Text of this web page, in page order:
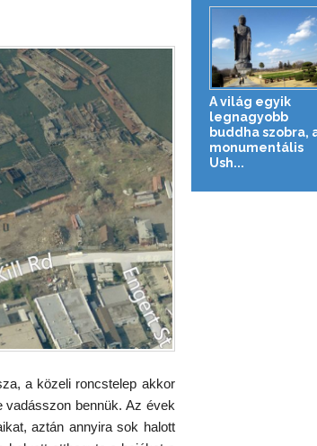
a közeli roncstelep akkor
vadásszon bennük. Az évek
aztán annyira sok halott
A világ egyik
legnagyobb
buddha szobra,
monumentális
Ush...